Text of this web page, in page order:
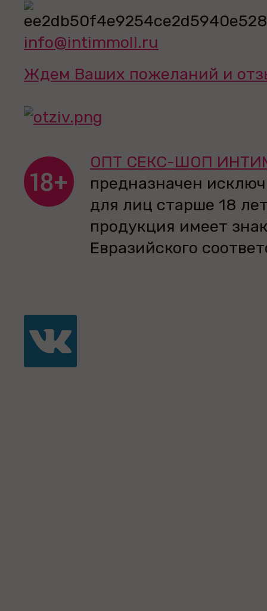
info@intimmoll.ru
Ждем Ваших пожеланий и
ОПТ СЕКС-ШОП
предназначен
для лиц старше 18
продукция имеет
Евразийского